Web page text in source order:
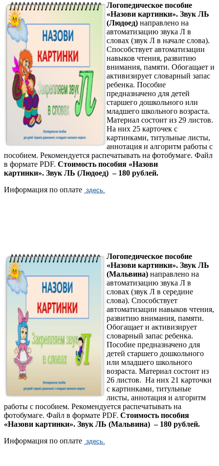
Логопедическое пособие
«Назови картинки». Звук ЛЬ
(Людоед) направлено на
автоматизацию звука Л в
словах (звук Л в начале слова).
Способствует автоматизации
навыков чтения, развитию
внимания, памяти. Обогащает и
активизирует словарный запас
ребенка. Пособие
предназначено для детей
старшего дошкольного или
младшего школьного возраста.
Материал состоит из 29 листов.
На них 25 карточек с
картинками, титульные листы,
аннотация и алгоритм работы с
пособием. Рекомендуется распечатывать на фотобумаге. Файл
в формате PDF. Стоимость пособия «Назови
картинки». Звук ЛЬ (Людоед) – 180 рублей.
Информация по оплате здесь.
Логопедическое пособие
«Назови картинки». Звук ЛЬ
(Мальвина) направлено на
автоматизацию звука Л в
словах (звук Л в середине
слова). Способствует
автоматизации навыков чтения,
развитию внимания, памяти.
Обогащает и активизирует
словарный запас ребенка.
Пособие предназначено для
детей старшего дошкольного
или младшего школьного
возраста. Материал состоит из
26 листов. На них 21 карточки
с картинками, титульные
листы, аннотация и алгоритм
работы с пособием. Рекомендуется распечатывать на
фотобумаге. Файл в формате PDF. Стоимость пособия
«Назови картинки». Звук ЛЬ (Мальвина) – 180 рублей.
Информация по оплате здесь.